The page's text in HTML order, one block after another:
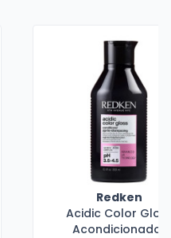
Redken
Acidic Color
Acondicionador